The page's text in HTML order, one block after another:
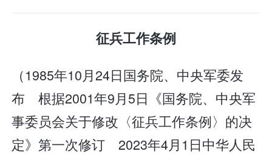
征兵工作条例
（1985年10月24日国务院、中央军委发
布 根据2001年9月5日《国务院、中央军
事委员会关于修改〈征兵工作条例〉的决
定》第一次修订 2023年4月1日中华人民